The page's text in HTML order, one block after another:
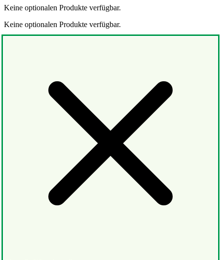
Keine optionalen Produkte verfügbar.
Keine optionalen Produkte verfügbar.